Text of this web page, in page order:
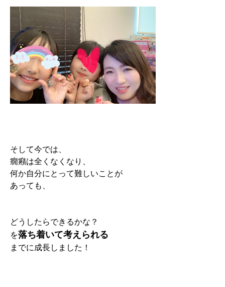
そして今では、
癇癪は全くなくなり、
何か自分にとって難しいことが
あっても、
どうしたらできるかな？
を落ち着いて考えられる
までに成長しました！